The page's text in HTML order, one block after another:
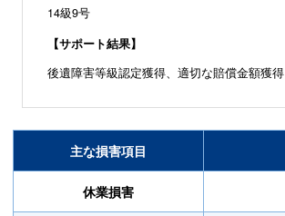
14級9号
【サポート結果】
後遺障害等級認定獲得、適切な賠償金額獲得
主な損害項目
休業損害